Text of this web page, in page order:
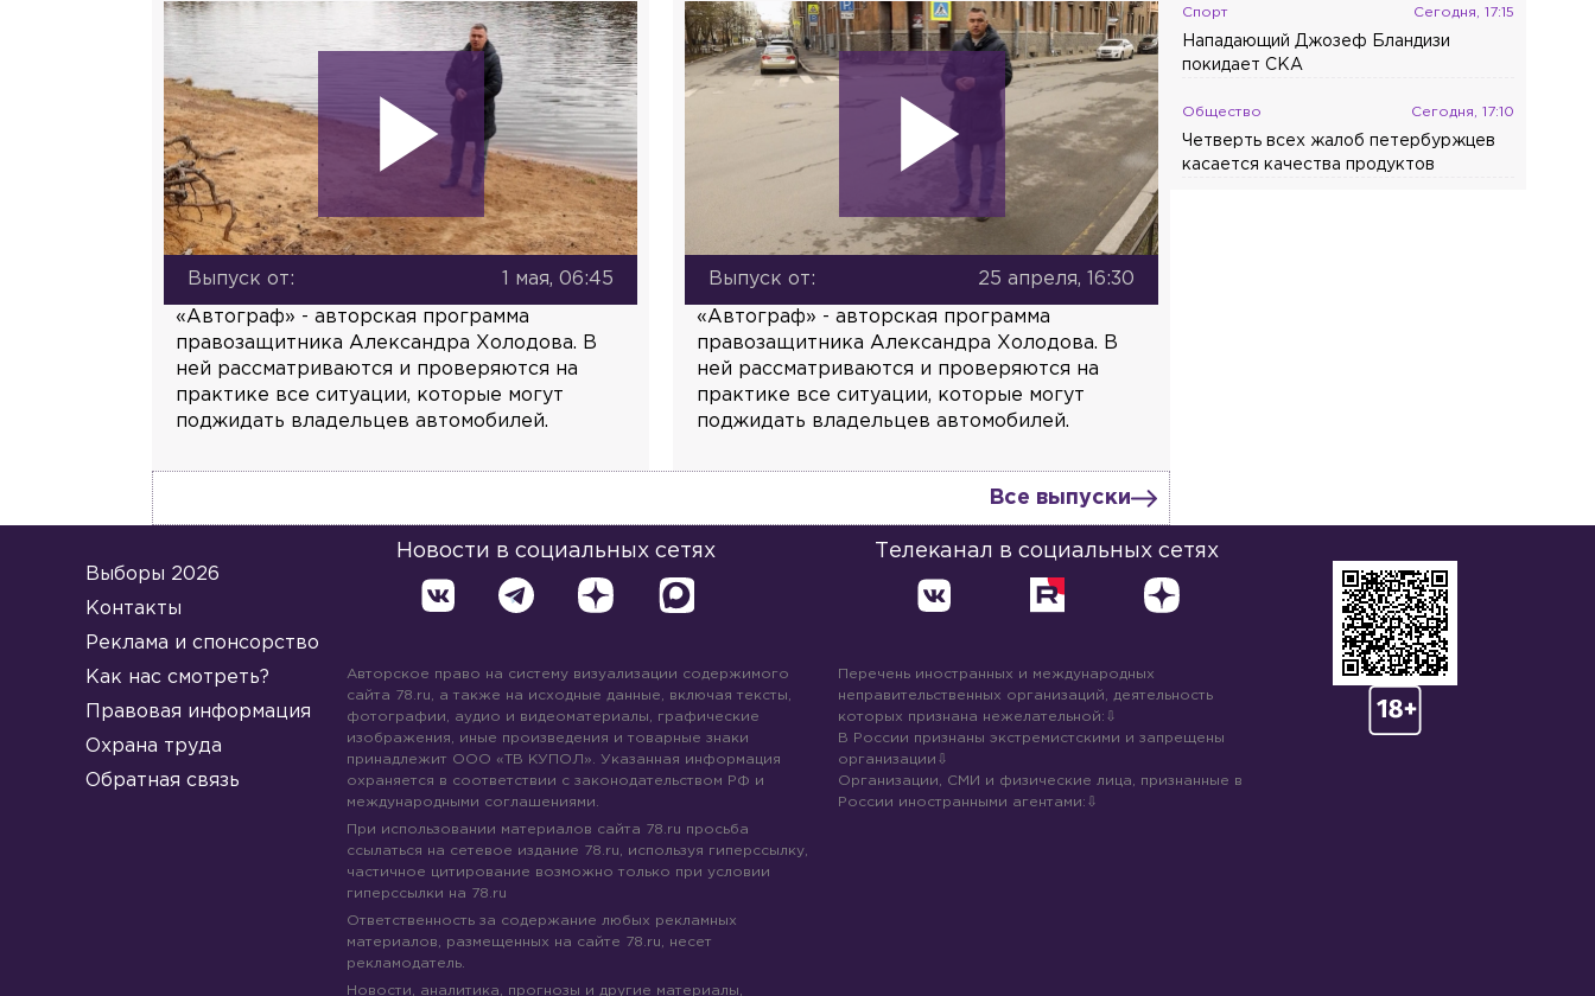
Выпуск от: 1 мая, 06:45
«Автограф» - авторская программа
правозащитника Александра Холодова. В
ней рассматриваются и проверяются на
практике все ситуации, которые могут
поджидать владельцев автомобилей.
Выпуск от: 25 апреля, 16:30
«Автограф» - авторская программа
правозащитника Александра Холодова. В
ней рассматриваются и проверяются на
практике все ситуации, которые могут
поджидать владельцев автомобилей.
Все выпуски
Спорт Сегодня, 17:15
Нападающий Джозеф Бландизи
покидает СКА
Общество Сегодня, 17:10
Четверть всех жалоб петербуржцев
касается качества продуктов
Выборы 2026
Контакты
Реклама и спонсорство
Как нас смотреть?
Правовая информация
Охрана труда
Обратная связь
Новости в социальных сетях Телеканал в социальных сетях
Авторское право на систему визуализации содержимого
сайта 78.ru, а также на исходные данные, включая тексты,
фотографии, аудио и видеоматериалы, графические
изображения, иные произведения и товарные знаки
принадлежит ООО «ТВ КУПОЛ». Указанная информация
охраняется в соответствии с законодательством РФ и
международными соглашениями.
При использовании материалов сайта 78.ru просьба
ссылаться на сетевое издание 78.ru, используя гиперссылку,
частичное цитирование возможно только при условии
гиперссылки на 78.ru
Ответственность за содержание любых рекламных
материалов, размещенных на сайте 78.ru, несет
рекламодатель.
Новости, аналитика, прогнозы и другие материалы,
Перечень иностранных и международных
неправительственных организаций, деятельность
которых признана нежелательной:
В России признаны экстремистскими и запрещены
организации
Организации, СМИ и физические лица, признанные в
России иностранными агентами: